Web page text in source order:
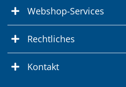
Webshop-Services
Rechtliches
Kontakt